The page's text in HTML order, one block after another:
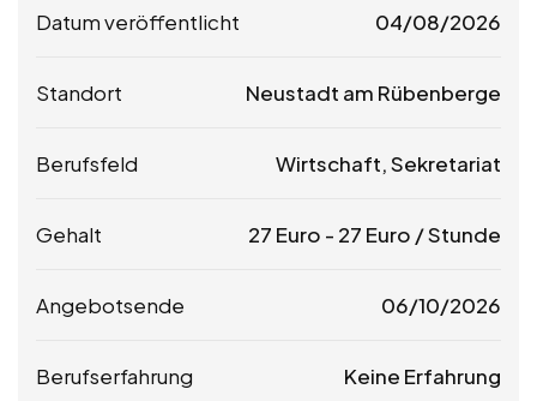
Datum veröffentlicht 04/08/2026
Standort Neustadt am Rübenberge
Berufsfeld Wirtschaft, Sekretariat
Gehalt 27 Euro - 27 Euro / Stunde
Angebotsende 06/10/2026
Berufserfahrung Keine Erfahrung